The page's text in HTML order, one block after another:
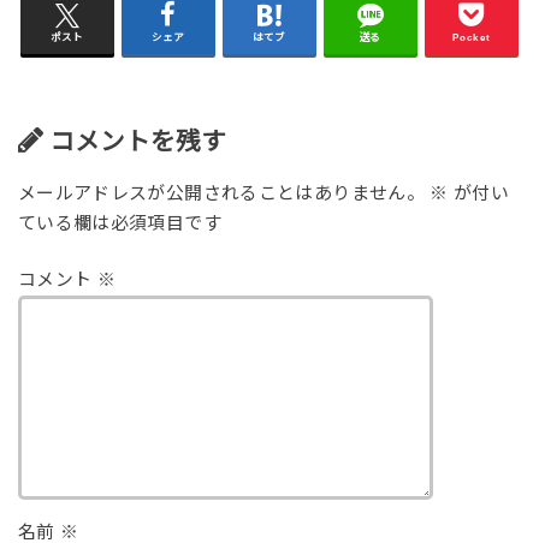
ポスト シェア はてブ 送る Pocket
コメントを残す
メールアドレスが公開されることはありません。 ※ が付い
ている欄は必須項目です
コメント ※
名前 ※